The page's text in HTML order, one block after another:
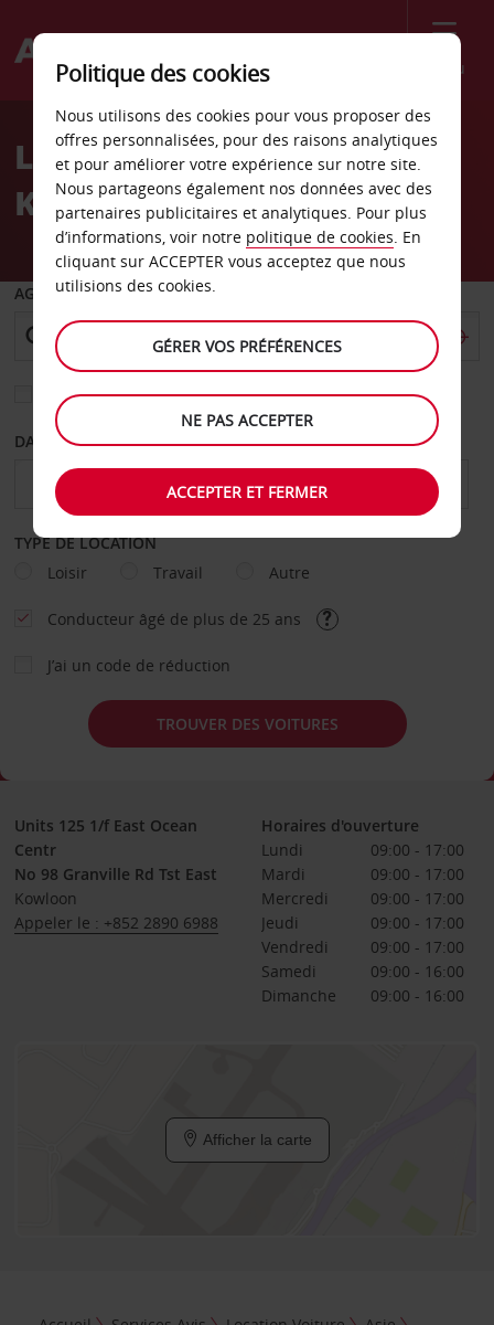
Menu
Welcome
AvisLocation de voiture
Kowloon Hong Kong
AGENCE DE DÉPART
Sélectionnez une autre agence de retour
DATE DE DÉPART DATE DE RETOUR
TYPE DE LOCATION
Loisir
Travail Autre
Conducteur âgé de plus de 25 ans
J’ai un code de réduction
TROUVER DES VOITURES
Units 125 1/f East Ocean
Centr
No 98 Granville Rd Tst East
Kowloon
Appeler le : +852 2890 6988
Horaires d'ouverture
Lundi
09:00 - 17:00
Mardi
09:00 - 17:00
Mercredi
09:00 - 17:00
Jeudi
09:00 - 17:00
Vendredi
09:00 - 17:00
Samedi
09:00 - 16:00
Dimanche
09:00 - 16:00
Afficher la carte
Politique des cookies
Nous utilisons des cookies pour vous proposer des
offres personnalisées, pour des raisons analytiques
et pour améliorer votre expérience sur notre site.
Nous partageons également nos données avec des
partenaires publicitaires et analytiques. Pour plus
d’informations, voir notre politique de cookies. En
cliquant sur ACCEPTER vous acceptez que nous
utilisions des cookies.
GÉRER VOS PRÉFÉRENCES
NE PAS ACCEPTER
ACCEPTER ET FERMER